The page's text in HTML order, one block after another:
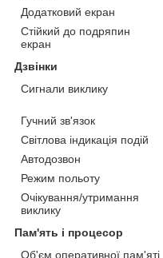
Додатковий екран
Стійкий до подряпин
екран
Дзвінки
Сигнали виклику
Гучний зв'язок
Світлова індикація подій
Автодозвон
Режим польоту
Очікування/утримання
виклику
Пам'ять і процесор
Об'єм оперативної пам'яті